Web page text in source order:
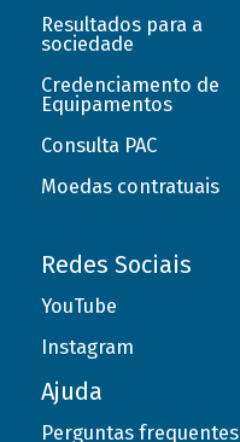
Resultados para a
sociedade
Credenciamento de
Equipamentos
Consulta PAC
Moedas contratuais
Redes Sociais
YouTube
Instagram
Ajuda
Perguntas frequentes